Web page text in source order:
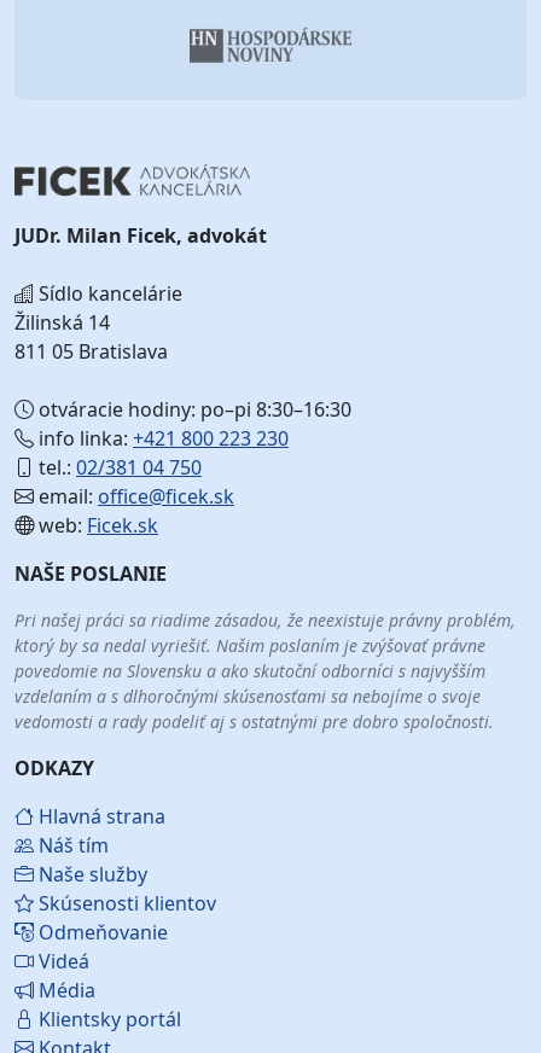
JUDr. Milan Ficek, advokát
Sídlo kancelárie
Žilinská 14
811 05 Bratislava
otváracie hodiny: po–pi 8:30–16:30
info linka: +421 800 223 230
tel.: 02/381 04 750
email: office@ficek.sk
web: Ficek.sk
NAŠE POSLANIE
Pri našej práci sa riadime zásadou, že neexistuje právny problém,
ktorý by sa nedal vyriešiť. Našim poslaním je zvýšovať právne
povedomie na Slovensku a ako skutoční odborníci s najvyšším
vzdelaním a s dlhoročnými skúsenosťami sa nebojíme o svoje
vedomosti a rady podeliť aj s ostatnými pre dobro spoločnosti.
ODKAZY
Hlavná strana
Náš tím
Naše služby
Skúsenosti klientov
Odmeňovanie
Videá
Média
Klientsky portál